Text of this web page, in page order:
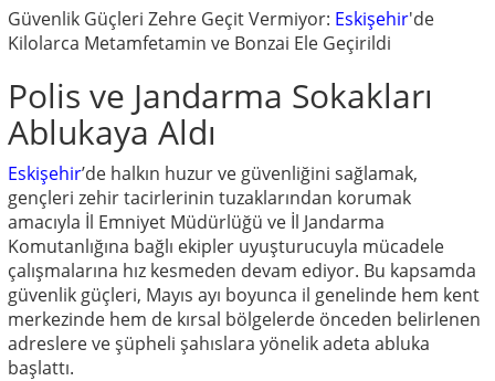
Güvenlik Güçleri Zehre Geçit Vermiyor: Eskişehir'de
Kilolarca Metamfetamin ve Bonzai Ele Geçirildi
Polis ve Jandarma Sokakları
Ablukaya Aldı
Eskişehir’de halkın huzur ve güvenliğini sağlamak,
gençleri zehir tacirlerinin tuzaklarından korumak
amacıyla İl Emniyet Müdürlüğü ve İl Jandarma
Komutanlığına bağlı ekipler uyuşturucuyla mücadele
çalışmalarına hız kesmeden devam ediyor. Bu kapsamda
güvenlik güçleri, Mayıs ayı boyunca il genelinde hem kent
merkezinde hem de kırsal bölgelerde önceden belirlenen
adreslere ve şüpheli şahıslara yönelik adeta abluka
başlattı.